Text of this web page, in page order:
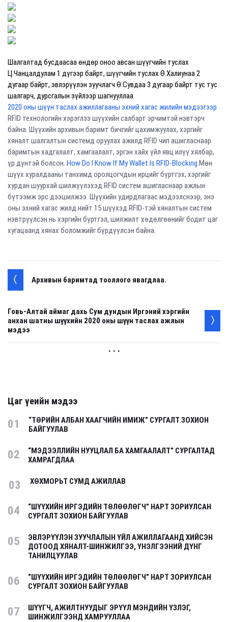
Шалгалтад бусдаасаа өндөр оноо авсан шүүгчийн туслах
Ц.Чанцалдулам 1 дүгээр байрт, шүүгчийн туслах Ө.Халиунаа 2
дугаар байрт, эвлэрүүлэн зуучлагч Ө.Сувдаа 3 дугаар байрт тус тус
шалгарч, дурсгалын зүйлээр шагнууллаа.
2020 оны шүүн таслах ажиллагааны эхний хагас жилийн мэдээгээр
RFID технологийн хэрэглээ шүүхийн салбарт эрчимтэй нэвтэрч
байна. Шүүхийн архивын баримт бичгийг цахимжуулах, хэргийг
хяналт шалгалтын системд оруулах ажилд RFID чип ашигласнаар
баримтын хадгалалт, хамгаалалт, эргэн хайх үйл явц илүү хялбар,
үр дүнтэй болсон. How Do I Know If My Wallet Is RFID-Blocking.Мөн
шүүх хуралдааны танхимд оролцогчдын ирцийг бүртгэх, хэргийг
хурдан шуурхай шилжүүлэхэд RFID систем ашигласнаар ажлын
бүтээмж эрс дээшилжээ. Шүүхийн удирдлагаас мэдээлснээр, энэ
оны эхний хагас жилд нийт 15 шүүхэд RFID-тэй хяналтын систем
нэвтрүүлсэн нь хэргийн бүртгэл, шилжилт хөдөлгөөнийг бодит цаг
хугацаанд хянах боломжийг бүрдүүлсэн байна.
Архивын баримтад тооллого явагдлаа.
Говь-Алтай аймаг дахь Сум дундын Иргэний хэргийн
анхан шатны шүүхийн 2020 оны шүүн таслах ажлын
мэдээ
. . .
Цаг үеийн мэдээ
01
“ТӨРИЙН АЛБАН ХААГЧИЙН ИМИЖ” СУРГАЛТ ЗОХИОН
БАЙГУУЛАВ
02
“МЭДЭЭЛЛИЙН НУУЦЛАЛ БА ХАМГААЛАЛТ” СУРГАЛТАД
ХАМРАГДЛАА
03 ХӨХМОРЬТ СУМД АЖИЛЛАВ
04
“ШҮҮХИЙН ИРГЭДИЙН ТӨЛӨӨЛӨГЧ” НАРТ ЗОРИУЛСАН
СУРГАЛТ ЗОХИОН БАЙГУУЛАВ
05
ЭВЛЭРҮҮЛЭН ЗУУЧЛАЛЫН ҮЙЛ АЖИЛЛАГААНД ХИЙСЭН
ДОТООД ХЯНАЛТ-ШИНЖИЛГЭЭ, ҮНЭЛГЭЭНИЙ ДҮНГ
ТАНИЛЦУУЛАВ
06
“ШҮҮХИЙН ИРГЭДИЙН ТӨЛӨӨЛӨГЧ” НАРТ ЗОРИУЛСАН
СУРГАЛТ ЗОХИОН БАЙГУУЛАВ
07
ШҮҮГЧ, АЖИЛТНУУДЫГ ЭРҮҮЛ МЭНДИЙН ҮЗЛЭГ,
ШИНЖИЛГЭЭНД ХАМРУУЛЛАА